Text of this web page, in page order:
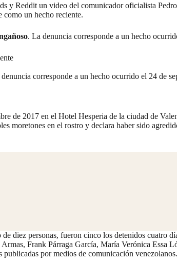
y Reddit un video del comunicador oficialista
como un hecho reciente.
. La denuncia corresponde a un hecho
corresponde a un hecho ocurrido el 24 de
de 2017 en el Hotel Hesperia de la ciudad de
moretones en el rostro y declara haber sido
diez personas, fueron cinco los detenidos cuatro
Frank Párraga García, María Verónica Essa
publicadas por medios de comunicación venezolanos.